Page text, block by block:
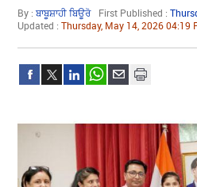
By :ਬਾਬੂਸ਼ਾਹੀ ਬਿਊਰੋ First Published :
Updated :Thursday, May 14, 2026 04:19